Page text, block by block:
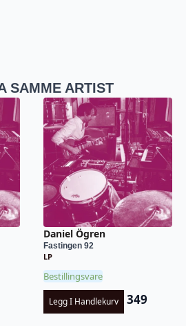
SAMME ARTIST
Daniel Ögren
Fastingen 92
LP
Bestillingsvare
Legg I Handlekurv 349